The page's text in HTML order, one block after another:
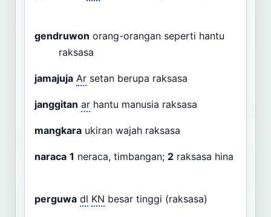
gendruwon orang-orangan seperti hantu
raksasa
jamajuja Ar setan berupa raksasa
janggitan ar hantu manusia raksasa
mangkara ukiran wajah raksasa
naraca 1 neraca, timbangan; 2 raksasa hina
perguwa dl KN besar tinggi (raksasa)